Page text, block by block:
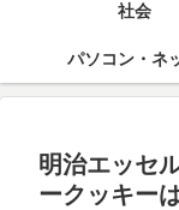
社会
パソコン・ネ
明治エッセ
ークッキー